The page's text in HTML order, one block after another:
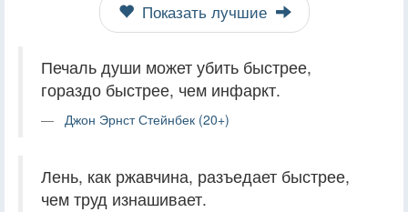
Показать лучшие
Печаль души может убить быстрее,
гораздо быстрее, чем инфаркт.
Джон Эрнст Стейнбек (20+)
Лень, как ржавчина, разъедает быстрее,
чем труд изнашивает.